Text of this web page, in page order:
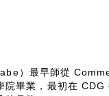
）最早師從
院畢業，最初在